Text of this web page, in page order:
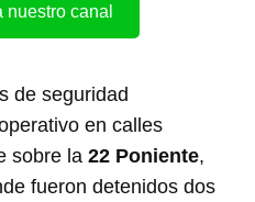
nuestro canal
de seguridad
en calles
sobre la22 Poniente,
fueron detenidos dos